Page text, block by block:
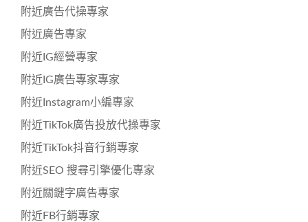
附近廣告代操專家
附近廣告專家
附近IG經營專家
附近IG廣告專家專家
附近Instagram小編專家
附近TikTok廣告投放代操專家
附近TikTok抖音行銷專家
附近SEO 搜尋引擎優化專家
附近關鍵字廣告專家
附近FB行銷專家